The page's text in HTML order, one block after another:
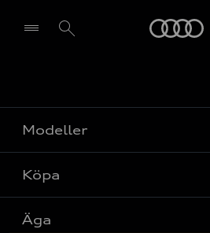
Modeller
Alla modeller
Elbilar
Köpa
Privaterbjudanden
Äga